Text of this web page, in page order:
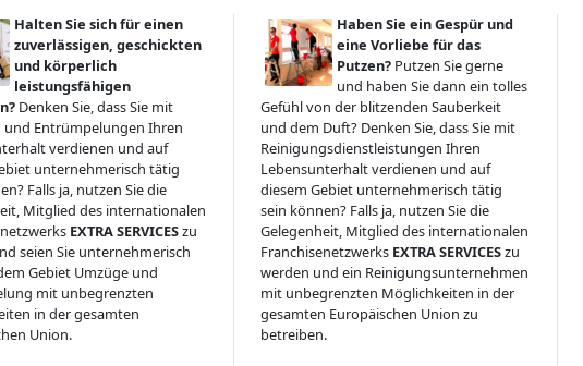
Halten Sie sich für einen
zuverlässigen, geschickten
und körperlich
leistungsfähigen
Denken Sie, dass Sie mit
und Entrümpelungen Ihren
verdienen und auf
unternehmerisch tätig
Falls ja, nutzen Sie die
Mitglied des internationalen
EXTRA SERVICESzu
seien Sie unternehmerisch
Gebiet Umzüge und
mit unbegrenzten
in der gesamten
Union.
Haben Sie ein Gespür und
eine Vorliebe für das
Putzen? Putzen Sie gerne
und haben Sie dann ein tolles
Gefühl von der blitzenden Sauberkeit
und dem Duft? Denken Sie, dass Sie mit
Reinigungsdienstleistungen Ihren
Lebensunterhalt verdienen und auf
diesem Gebiet unternehmerisch tätig
sein können? Falls ja, nutzen Sie die
Gelegenheit, Mitglied des internationalen
Franchisenetzwerks EXTRA SERVICESzu
werden und ein Reinigungsunternehmen
mit unbegrenzten Möglichkeiten in der
gesamten Europäischen Union zu
betreiben.